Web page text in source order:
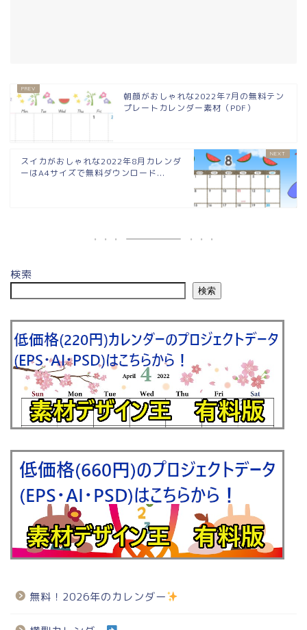
朝顔がおしゃれな2022年7月の無料テン
プレートカレンダー素材（PDF）
スイカがおしゃれな2022年8月カレンダ
ーはA4サイズで無料ダウンロード...
検索
検索
無料！2026年のカレンダー